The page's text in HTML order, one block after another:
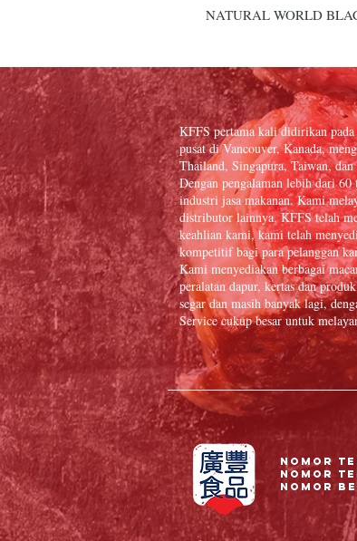
NATURAL WORLD
KFFS pertama kali didirikan
pusat di Vancouver, Kanada,
Thailand, Singapura, Taiwan,
Dengan pengalaman lebih dari
industri jasa makanan. Kami
distributor lainnya. KFFS telah
keahlian kami, kami telah
kompetitif bagi para pelanggan
Kami menyediakan berbagai
peralatan dapur, kertas dan
segar dan masih banyak lagi,
Service cukup besar untuk
Nomor
Nomor
Nomor